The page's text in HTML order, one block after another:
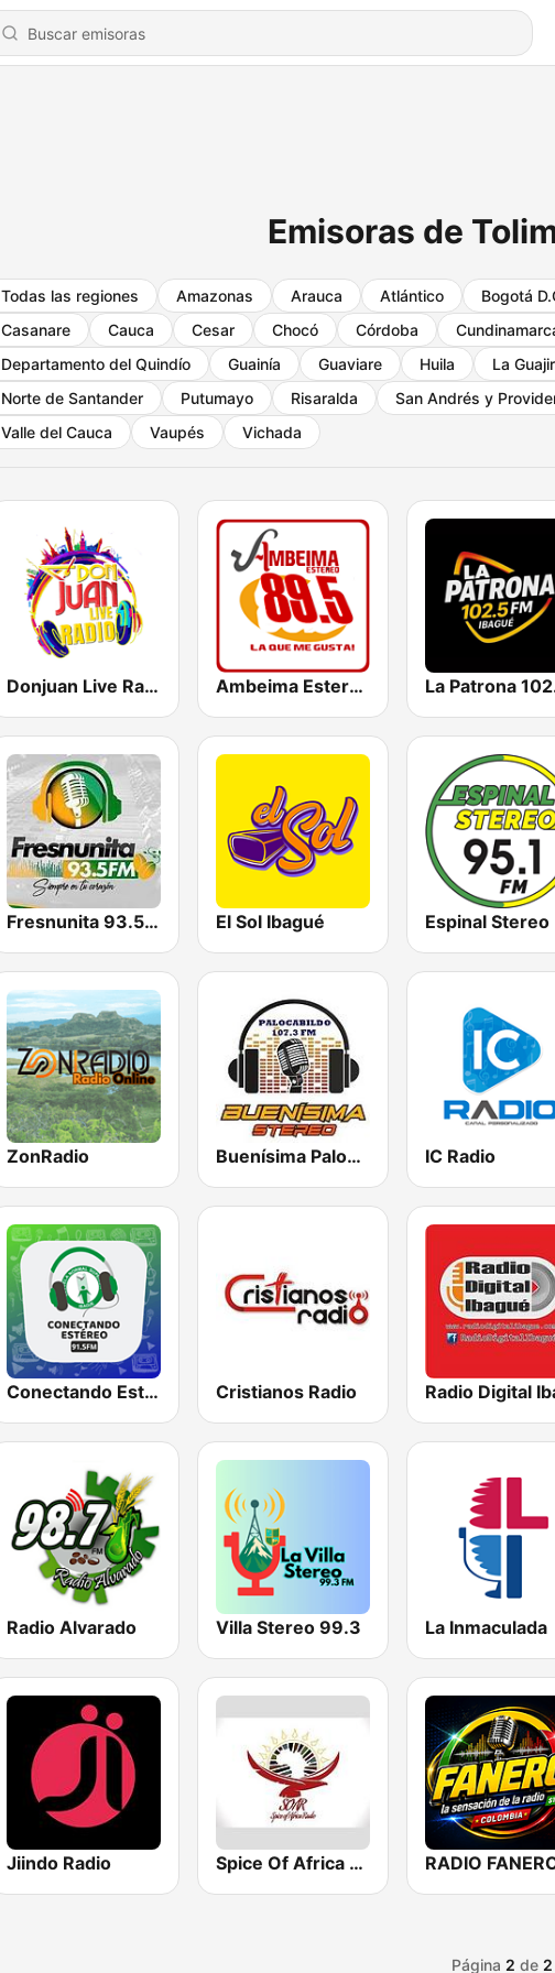
Emisoras de
Todas las regiones Amazonas Arauca Atlántico Bogotá
Casanare
Cauca Cesar Chocó Córdoba
Departamento del Quindío
Guainía Guaviare Huila La
Norte de Santander
Putumayo Risaralda San Andrés y
Valle del Cauca
Vaupés Vichada
Donjuan Live Radio Ambeima Estereo
Fresnunita 93.5 F.M El Sol Ibagué Espinal Stereo
ZonRadio Buenísima Palocabildo 107.3 FM IC Radio
Conectando Estéreo Cristianos Radio
Radio Alvarado Villa Stereo 99.3 La Inmaculada
Jiindo Radio Spice Of Africa Radio
Página 2 de 2